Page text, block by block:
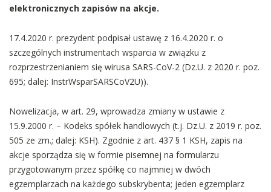
elektronicznych zapisów na akcje.
17.4.2020 r. prezydent podpisał ustawę z 16.4.2020 r. o
szczególnych instrumentach wsparcia w związku z
rozprzestrzenianiem się wirusa SARS-CoV-2 (Dz.U. z 2020 r. poz.
695; dalej: InstrWsparSARSCoV2U)).
Nowelizacja, w art. 29, wprowadza zmiany w ustawie z
15.9.2000 r. – Kodeks spółek handlowych (t.j. Dz.U. z 2019 r. poz.
505 ze zm.; dalej: KSH). Zgodnie z art. 437 § 1 KSH, zapis na
akcje sporządza się w formie pisemnej na formularzu
przygotowanym przez spółkę co najmniej w dwóch
egzemplarzach na każdego subskrybenta; jeden egzemplarz